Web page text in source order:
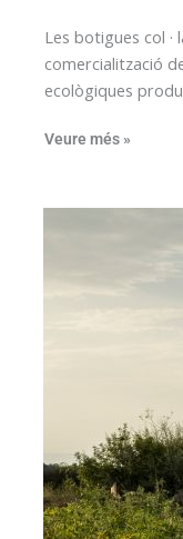
Les botigues col
comercialització
ecològiques
Veure més »